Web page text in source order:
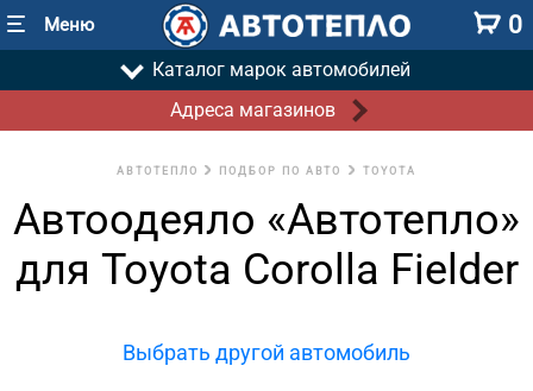
Меню 0
Каталог марок автомобилей
Адреса магазинов
АВТОТЕПЛО ПОДБОР ПО АВТО TOYOTA
Автоодеяло «Автотепло»
для Toyota Corolla Fielder
Выбрать другой автомобиль